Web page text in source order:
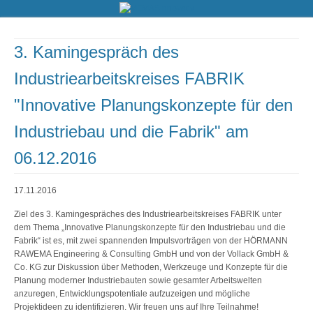
3. Kamingespräch des
Industriearbeitskreises FABRIK
"Innovative Planungskonzepte für den
Industriebau und die Fabrik" am
06.12.2016
17.11.2016
Ziel des 3. Kamingespräches des Industriearbeitskreises FABRIK unter
dem Thema „Innovative Planungskonzepte für den Industriebau und die
Fabrik“ ist es, mit zwei spannenden Impulsvorträgen von der HÖRMANN
RAWEMA Engineering & Consulting GmbH und von der Vollack GmbH &
Co. KG zur Diskussion über Methoden, Werkzeuge und Konzepte für die
Planung moderner Industriebauten sowie gesamter Arbeitswelten
anzuregen, Entwicklungspotentiale aufzuzeigen und mögliche
Projektideen zu identifizieren. Wir freuen uns auf Ihre Teilnahme!